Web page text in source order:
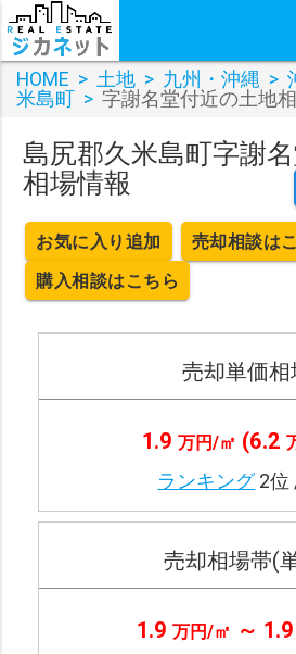
HOME > 土地 > 九州・沖縄 >
米島町 > 字謝名堂付近の土地
島尻郡久米島町字謝
相場情報
お気に入り追加
売却相談は
購入相談はこちら
売却単価相
1.9 万円/㎡ (6.2
ランキング 2
売却相場帯(
1.9 万円/㎡ ～ 1.9